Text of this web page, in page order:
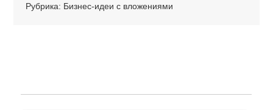
Рубрика: Бизнес-идеи с вложениями